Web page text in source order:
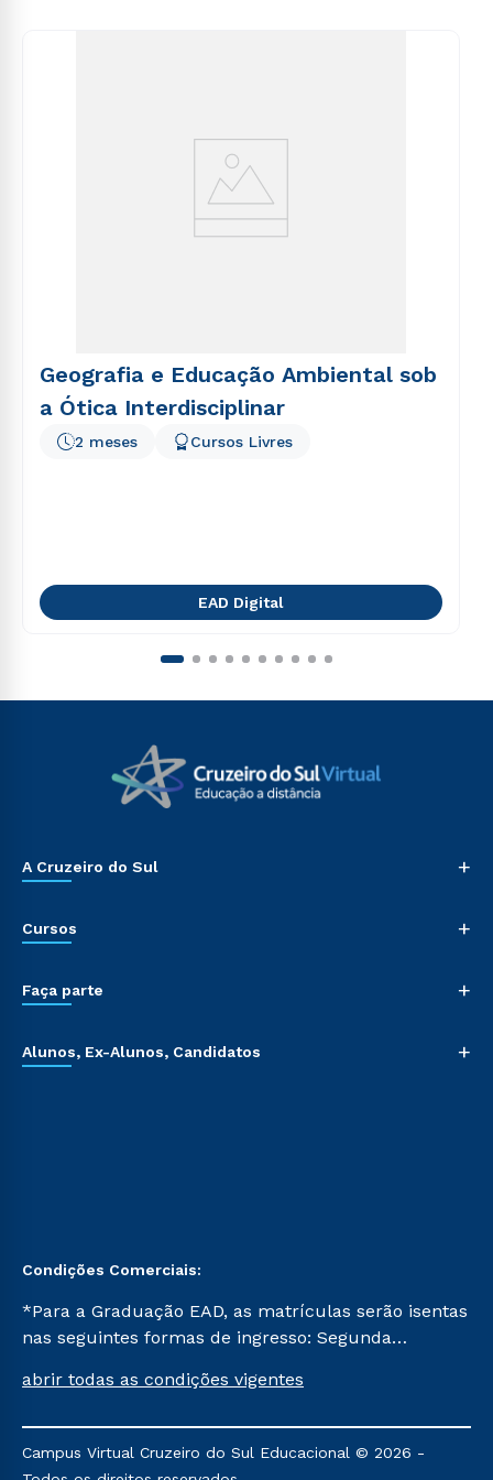
Geografia e Educação Ambiental sob
a Ótica Interdisciplinar
2 meses Cursos Livres
EAD Digital
A Cruzeiro do Sul +
Cursos +
Faça parte +
Alunos, Ex-Alunos, Candidatos +
Condições Comerciais:
*Para a Graduação EAD, as matrículas serão isentas
nas seguintes formas de ingresso: Segunda
Já para as demais, a taxa de matrícula será de R$
mencionadas são referentes aos cursos: Ensino
Religioso, Geografia para a Docência e Metodologia
abrir todas as condições vigentes
Campus Virtual Cruzeiro do Sul Educacional © 2026 -